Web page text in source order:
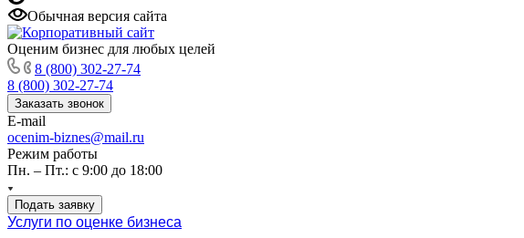
Обычная версия сайта
Оценим бизнес для любых целей
8 (800) 302-27-74
8 (800) 302-27-74
Заказать звонок
E-mail
ocenim-biznes@mail.ru
Режим работы
Пн. – Пт.: с 9:00 до 18:00
Подать заявку
Услуги по оценке бизнеса